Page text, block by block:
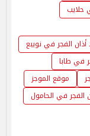
حلايب
الفجر في نويبع
في طابا
موقع الموجز
الفجر في الحامول